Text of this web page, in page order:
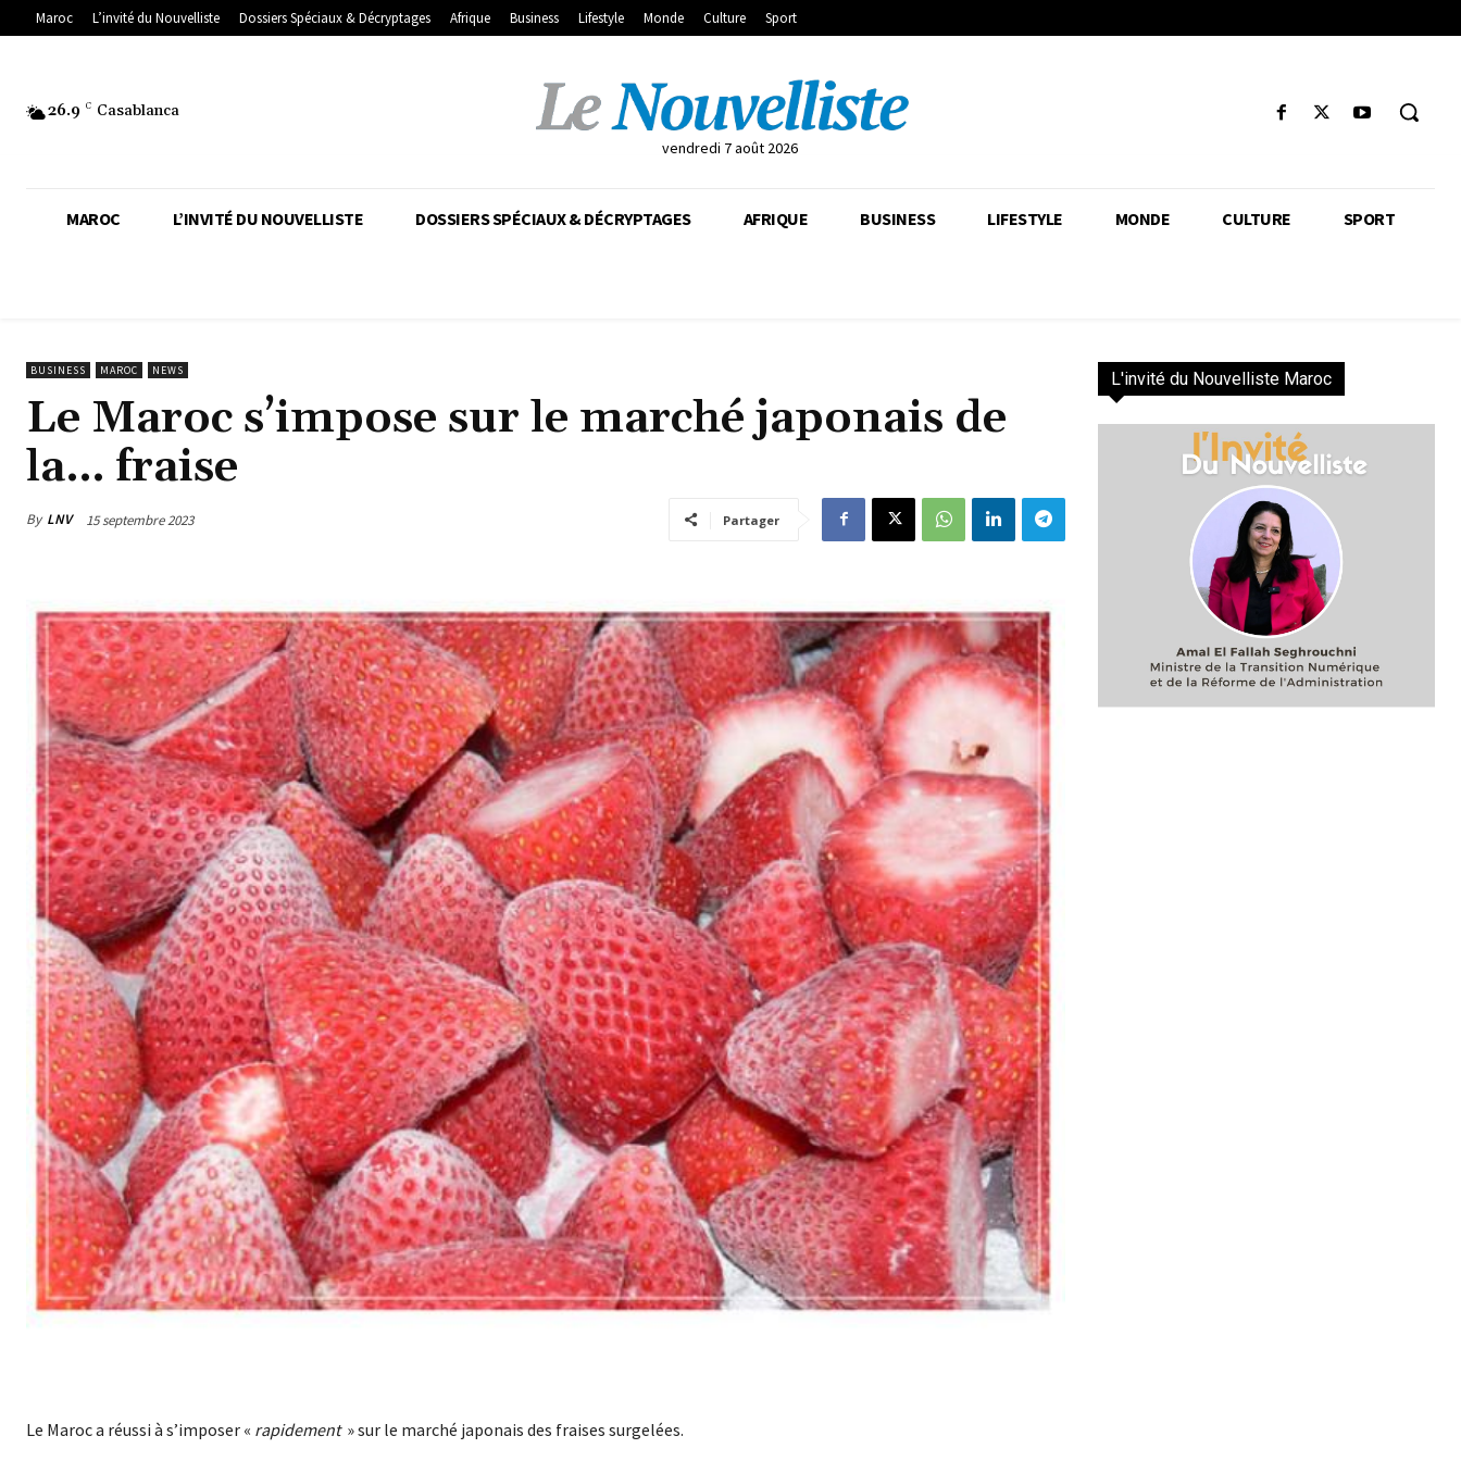
Maroc L’invité du Nouvelliste Dossiers Spéciaux & Décryptages Afrique Business Lifestyle Monde Culture Sport
26.9 C Casablanca
vendredi 7 août 2026
MAROC L’INVITÉ DU NOUVELLISTE DOSSIERS SPÉCIAUX & DÉCRYPTAGES AFRIQUE BUSINESS LIFESTYLE MONDE CULTURE SPORT
BUSINESS MAROC NEWS
Le Maroc s’impose sur le marché japonais de
la… fraise
By LNV 15 septembre 2023 Partager
Le Maroc a réussi à s’imposer « rapidement » sur le marché japonais des fraises surgelées.
L'invité du Nouvelliste Maroc